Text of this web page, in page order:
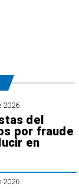
2026
del
por fraude
en
2026